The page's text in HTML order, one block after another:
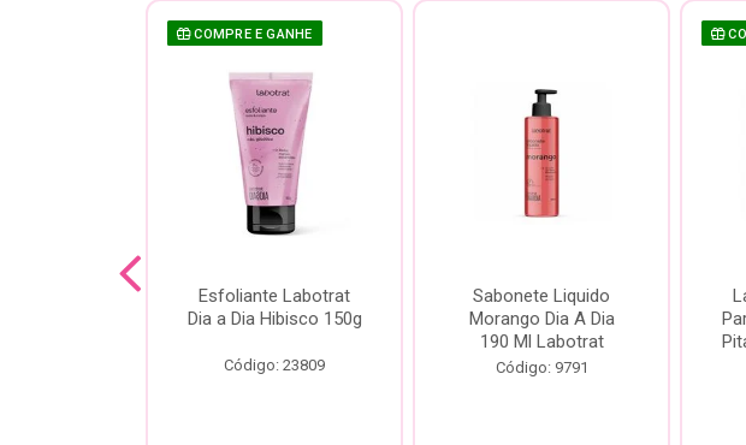
COMPRE E GANHE
Esfoliante Labotrat
Dia a Dia Hibisco 150g
Código: 23809
Sabonete Liquido
Morango Dia A Dia
190 Ml Labotrat
Código: 9791